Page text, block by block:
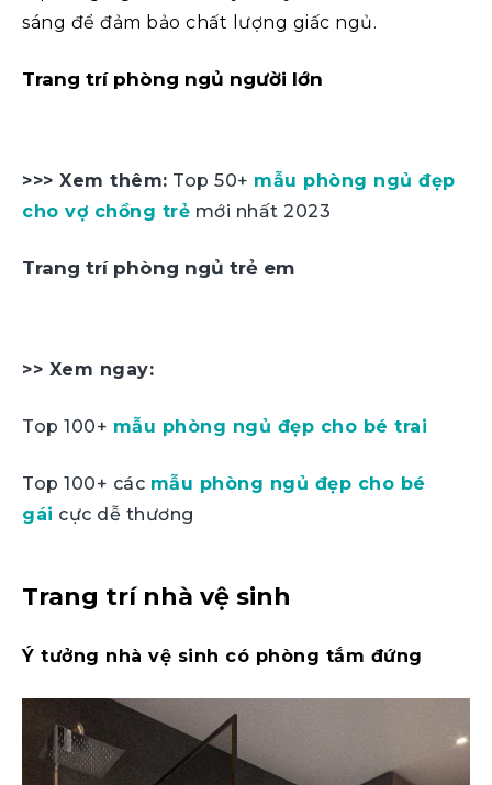
sáng để đảm bảo chất lượng giấc ngủ.
Trang trí phòng ngủ người lớn
>>> Xem thêm: Top 50+ mẫu phòng ngủ đẹp
cho vợ chồng trẻ mới nhất 2023
Trang trí phòng ngủ trẻ em
>> Xem ngay:
Top 100+ mẫu phòng ngủ đẹp cho bé trai
Top 100+ các mẫu phòng ngủ đẹp cho bé
gái cực dễ thương
Trang trí nhà vệ sinh
Ý tưởng nhà vệ sinh có phòng tắm đứng